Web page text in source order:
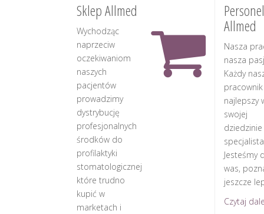
Sklep Allmed
Wychodząc
naprzeciw
oczekiwaniom
naszych
pacjentów
prowadzimy
dystrybucję
profesjonalnych
środków do
profilaktyki
stomatologicznej
które trudno
kupić w
marketach i
Personel
Allmed
Nasza
nasza
Każdy
najlepszy
swojej
dziedzinie
Jesteśmy
was,
jeszcze
Czytaj